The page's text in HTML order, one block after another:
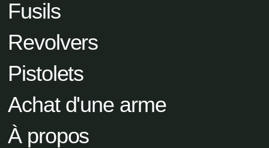
Fusils
Revolvers
Pistolets
Achat d'une arme
À propos